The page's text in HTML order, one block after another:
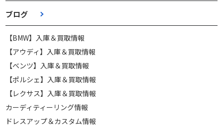
ブログ
【BMW】入庫＆買取情報
【アウディ】入庫＆買取情報
【ベンツ】入庫＆買取情報
【ポルシェ】入庫＆買取情報
【レクサス】入庫＆買取情報
カーディティーリング情報
ドレスアップ＆カスタム情報